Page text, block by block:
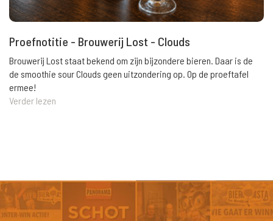
Proefnotitie - Brouwerij Lost - Clouds
Brouwerij Lost staat bekend om zijn bijzondere bieren. Daar is de
de smoothie sour Clouds geen uitzondering op. Op de proeftafel
ermee!
Verder lezen